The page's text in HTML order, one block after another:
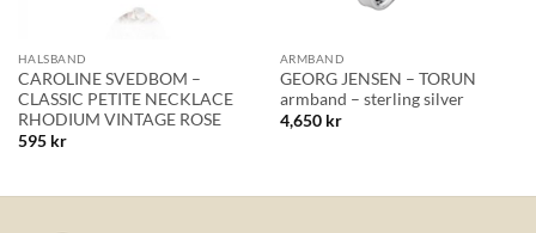
HALSBAND
CAROLINE SVEDBOM –
CLASSIC PETITE NECKLACE
RHODIUM VINTAGE ROSE
595 kr
ARMBAND
GEORG JENSEN – TORUN
armband – sterling silver
4,650 kr